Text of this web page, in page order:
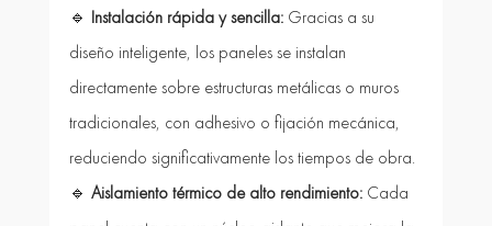
🔹 Instalación rápida y sencilla: Gracias a su
diseño inteligente, los paneles se instalan
directamente sobre estructuras metálicas o muros
tradicionales, con adhesivo o fijación mecánica,
reduciendo significativamente los tiempos de obra.
🔹 Aislamiento térmico de alto rendimiento: Cada